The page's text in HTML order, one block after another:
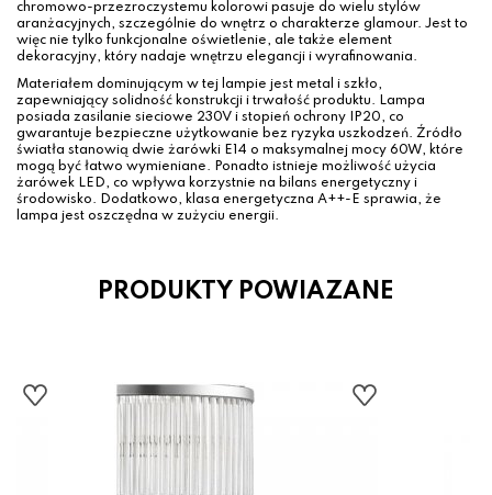
chromowo-przezroczystemu kolorowi pasuje do wielu stylów
aranżacyjnych, szczególnie do wnętrz o charakterze glamour. Jest to
więc nie tylko funkcjonalne oświetlenie, ale także element
dekoracyjny, który nadaje wnętrzu elegancji i wyrafinowania.
Materiałem dominującym w tej lampie jest metal i szkło,
zapewniający solidność konstrukcji i trwałość produktu. Lampa
posiada zasilanie sieciowe 230V i stopień ochrony IP20, co
gwarantuje bezpieczne użytkowanie bez ryzyka uszkodzeń. Źródło
światła stanowią dwie żarówki E14 o maksymalnej mocy 60W, które
mogą być łatwo wymieniane. Ponadto istnieje możliwość użycia
żarówek LED, co wpływa korzystnie na bilans energetyczny i
środowisko. Dodatkowo, klasa energetyczna A++-E sprawia, że
lampa jest oszczędna w zużyciu energii.
PRODUKTY POWIAZANE